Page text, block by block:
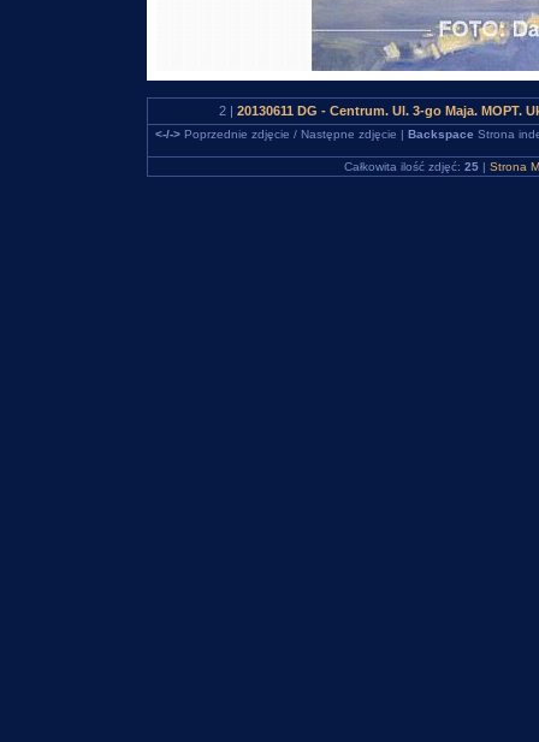
2 | 20130611 DG - Centrum. Ul. 3-go Maja.
<-/->Poprzednie zdjęcie / Następne zdjęcie | Backspace Strona
Całkowita ilość zdjęć: 25 | Strona